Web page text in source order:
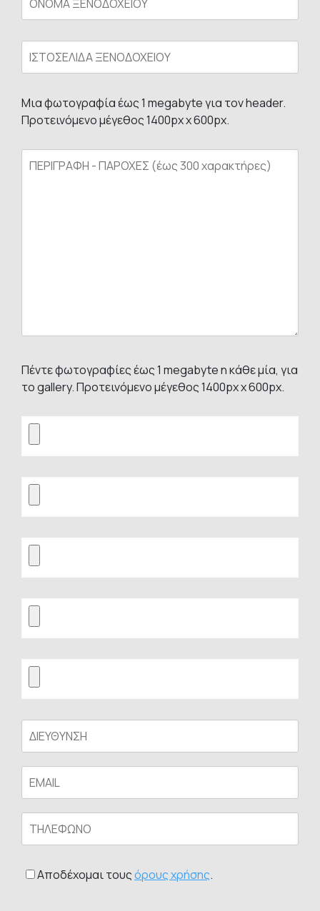
Μια φωτογραφία έως 1 megabyte για τον header.
Προτεινόμενο μέγεθος 1400px x 600px.
Πέντε φωτογραφίες έως 1 megabyte η κάθε μία, για
το gallery. Προτεινόμενο μέγεθος 1400px x 600px.
Αποδέχομαι τουςόρους χρήσης.